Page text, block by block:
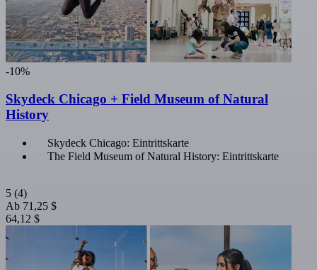
-10%
Skydeck Chicago + Field Museum of Natural
History
Skydeck Chicago: Eintrittskarte
The Field Museum of Natural History: Eintrittskarte
5 (4)
Ab 71,25 $
64,12 $